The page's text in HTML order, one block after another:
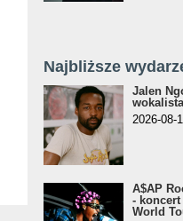
Najbliższe
Jalen
2026-08-
A$AP
-
World